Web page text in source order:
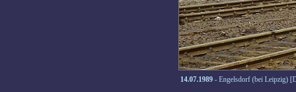
14.07.1989 - Engelsdorf (bei Leipzig)